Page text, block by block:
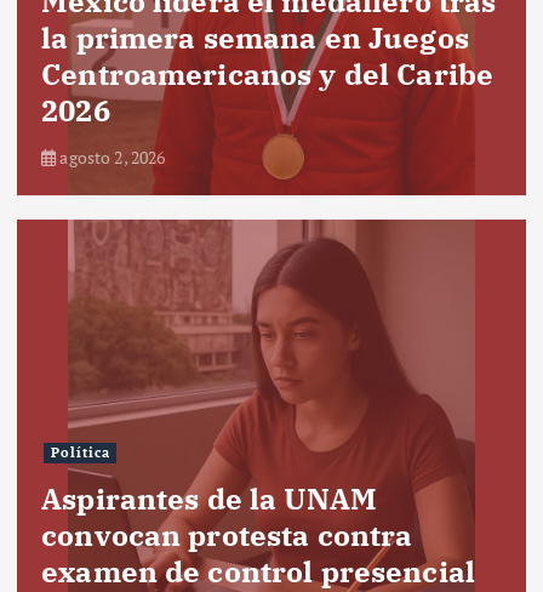
la primera semana en Juegos
Centroamericanos y del Caribe
2026
agosto 2, 2026
Política
Aspirantes de la UNAM
convocan protesta contra
examen de control presencial